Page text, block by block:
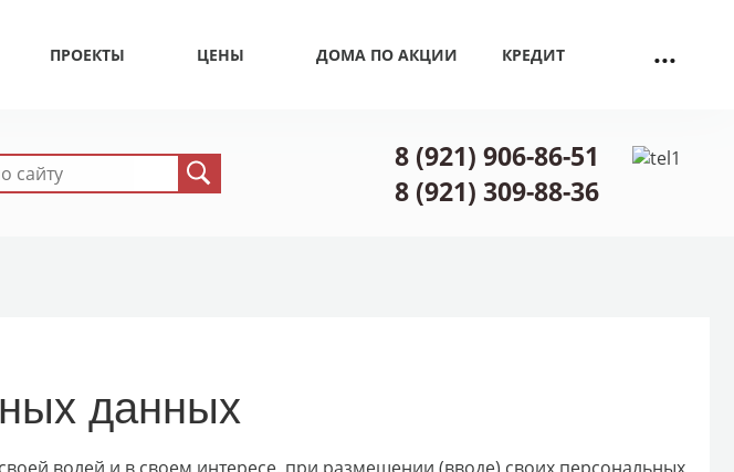
ПРОЕКТЫ ЦЕНЫ ДОМА ПО АКЦИИ КРЕДИТ ...
8 (921) 906-86-51
8 (921) 309-88-36
данных